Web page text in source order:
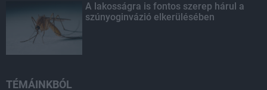
A lakosságra is fontos szerep hárul a
szúnyoginvázió elkerülésében
TÉMÁINKBÓL